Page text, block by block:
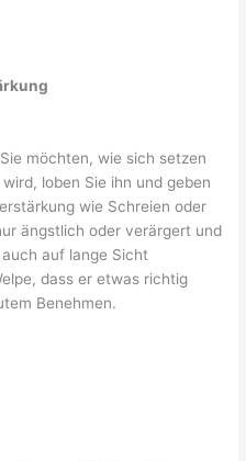
möchten, wie sich setzen
loben Sie ihn und geben
wie Schreien oder
ängstlich oder verärgert und
auf lange Sicht
dass er etwas richtig
Benehmen.